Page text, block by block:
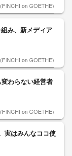
on GOETHE)
み、新メディア
on GOETHE)
変わらない経営者
on GOETHE)
実はみんなココ使